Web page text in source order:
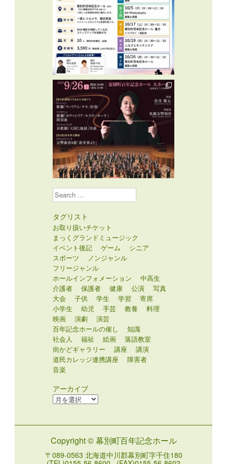
Search
タグリスト
お取り扱いチケット
まっくグランドミュージック
イベント後記
ゲーム
シニア
スポーツ
ノンジャンル
フリージャンル
ホールインフォメーション
中高生
介護者
保護者 健康 公演
写真
大会
子供 学生 学習
寄席
小学生
幼児 手芸 教養
料理
映画
演劇
演芸
百年記念ホールの催し
知識
社会人
福祉 絵画
落語教室
街かどギャラリー
講座
講演
道民カレッジ連携講座
障害者
音楽
アーカイブ
ア
ブ
Copyright © 幕別町百年記念ホール
〒089-0563 北海道中川郡幕別町字千住180